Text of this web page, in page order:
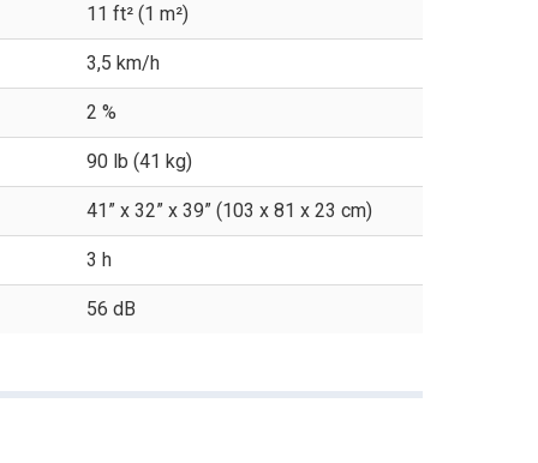
11 ft² (1 m²)
3,5 km/h
2 %
90 lb (41 kg)
41” x 32” x 39” (103 x 81 x 23 cm)
3 h
56 dB